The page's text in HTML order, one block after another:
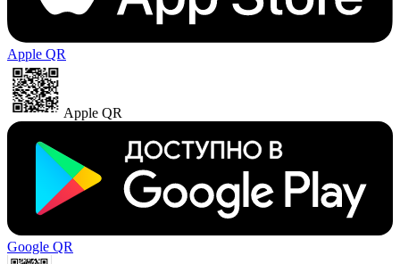
Apple QR
Apple QR
Google QR